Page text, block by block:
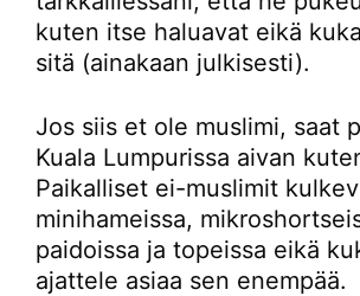
kuten itse haluavat eikä
sitä (ainakaan julkisesti).
Jos siis et ole muslimi, saat
Kuala Lumpurissa aivan
Paikalliset ei-muslimit
minihameissa,
paidoissa ja topeissa eikä
ajattele asiaa sen enempää.